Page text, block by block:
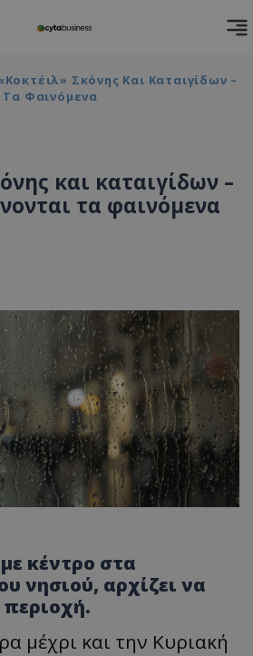
Σκόνης Και Καταιγίδων –
Φαινόμενα
και καταιγίδων –
τα φαινόμενα
κέντρο στα
νησιού, αρχίζει να
μέχρι και την Κυριακή